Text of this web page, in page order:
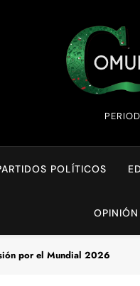
POLÍTICOS
OPINIÓN
por el Mundial 2026